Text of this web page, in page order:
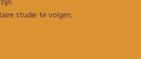
studie te volgen,